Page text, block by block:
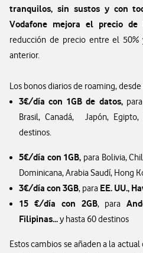
tranquilos, sin sustos y con
Vodafone mejora el precio de
reducción de precio entre el
anterior.
Los bonos diarios de roaming,
3€/día con 1GB de datos,para
Brasil, Canadá, Japón,
destinos.
5€/día con 1GB, para Bolivia,
Dominicana, Arabia Saudí, Hong
3€/día con 3GB, para EE. UU.,
15 €/día con 2GB, para
Filipinas...y hasta 60 destinos
Estos cambios se añaden a la